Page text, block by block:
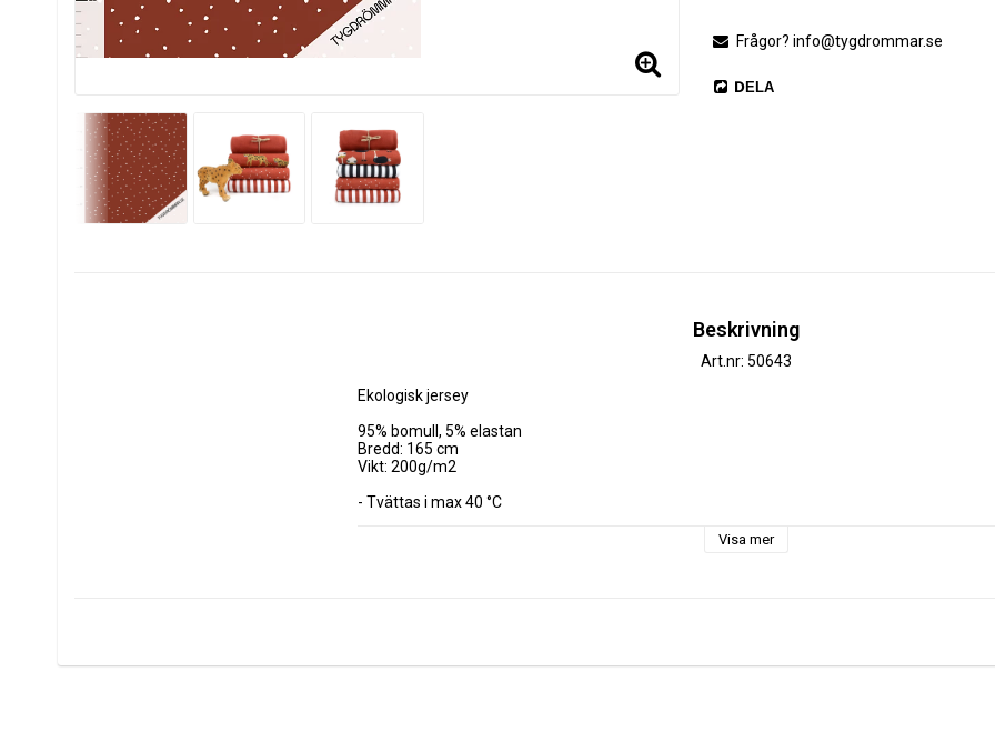
Frågor? info@tygdrommar.se
DELA
Beskrivning
Art.nr: 50643
Ekologisk jersey
95% bomull, 5% elastan
Bredd: 165 cm
Vikt: 200g/m2
- Tvättas i max 40 °C
0.5 m = 5 dm
Visa mer